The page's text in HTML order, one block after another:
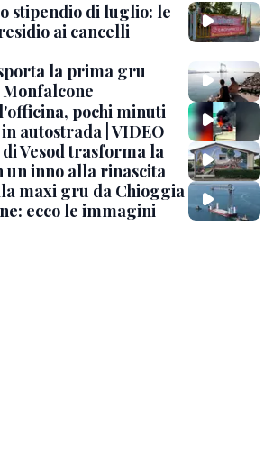
stipendio di luglio: le
ai cancelli
la prima gru
pochi minuti
autostrada | VIDEO
Vesod trasforma la
un inno alla rinascita
maxi gru da Chioggia
ecco le immagini